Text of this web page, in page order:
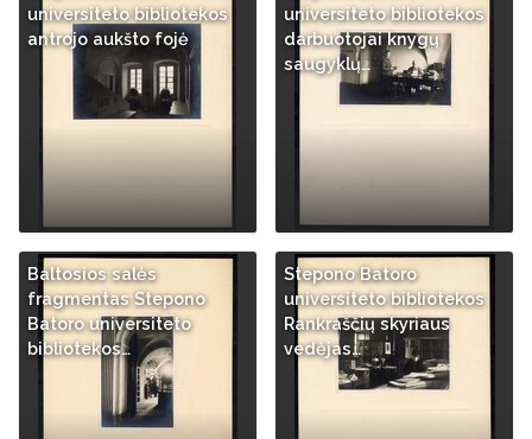
universiteto bibliotekos
antrojo aukšto fojė
universiteto bibliotekos
darbuotojai knygų
saugyklų…
Baltosios salės
fragmentas Stepono
Batoro universiteto
bibliotekos…
Stepono Batoro
universiteto bibliotekos
Rankraščių skyriaus
vedėjas…